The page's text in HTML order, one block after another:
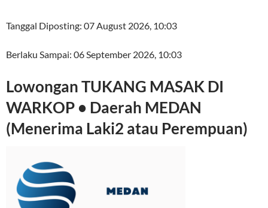
Tanggal Diposting: 07 August 2026, 10:03
Berlaku Sampai: 06 September 2026, 10:03
Lowongan TUKANG MASAK DI
WARKOP • Daerah MEDAN
(Menerima Laki2 atau Perempuan)